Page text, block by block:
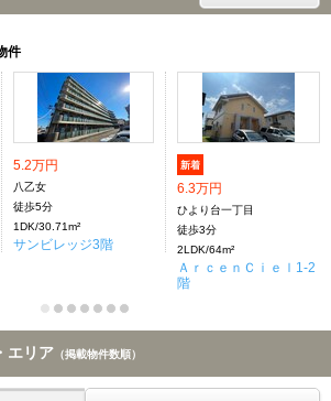
件
5.2万円
八乙女
徒歩5分
1DK/30.71m²
サンビレッジ3階
新着
6.3万円
ひより台一丁目
徒歩3分
2LDK/64m²
ＡｒｃｅｎＣｉｅｌ1-2
階
エリア （掲載物件数順）